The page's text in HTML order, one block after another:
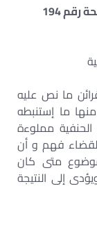
ما نص عليه
ما إستنبطه
مملوءة
القضاء فهم و أن
متى كان
إلى النتيجة